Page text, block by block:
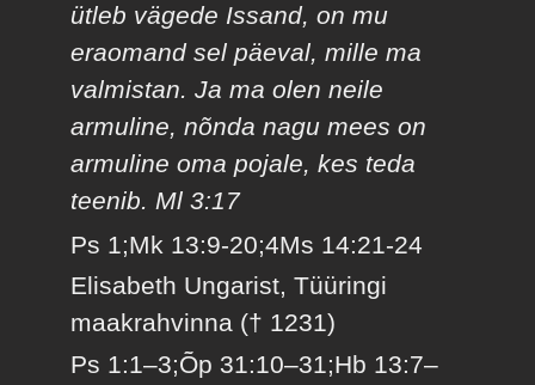
ütleb vägede Issand, on mu
eraomand sel päeval, mille ma
valmistan. Ja ma olen neile
armuline, nõnda nagu mees on
armuline oma pojale, kes teda
teenib. Ml 3:17
Ps 1;Mk 13:9-20;4Ms 14:21-24
Elisabeth Ungarist, Tüüringi
maakrahvinna († 1231)
Ps 1:1–3;Õp 31:10–31;Hb 13:7–